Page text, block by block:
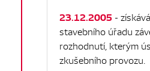
23.12.2005 -
stavebního úřadu
rozhodnutí, kterým
zkušebního provozu.